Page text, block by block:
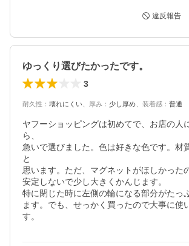
違反報告
ゆっくり選びたかったです。
3
耐久性 ： 壊れにくい 厚み ： 少し厚め 装着感 ： 普通
ヤフーショッピングは初めてで、お店の人
ら、
急いで選びました。色は好きな色です。材
と
思います。ただ、マグネットがほしかった
安定しないで少し大きくかんじます。
特に閉じた時に左側の輪になる部分がたっ
ます。でも、せっかく買ったので大事に使
す。